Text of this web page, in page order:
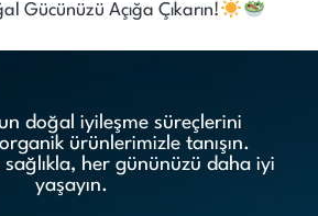
Gücünüzü Açığa Çıkarın!
doğal iyileşme süreçlerini
ürünlerimizle tanışın.
her gününüzü daha iyi
yaşayın.